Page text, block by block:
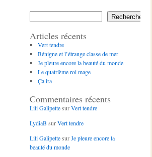
Rechercher
Articles récents
Vert tendre
Bénigne et l’étrange classe de mer
Je pleure encore la beauté du monde
Le quatrième roi mage
Ça ira
Commentaires récents
Lili GalipettesurVert tendre
LydiaB surVert tendre
Lili GalipettesurJe pleure encore la
beauté du monde